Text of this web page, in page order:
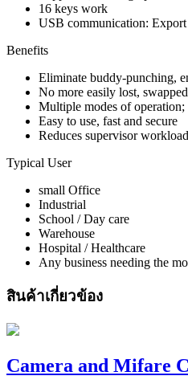
16 keys work
USB communication:
Benefits
Eliminate buddy-punching,
No more easily lost,
Multiple modes of
Easy to use, fast and secure
Reduces supervisor workload
Typical User
small Office
Industrial
School / Day care
Warehouse
Hospital / Healthcare
Any business needing the
สินค้าเกี่ยวข้อง
Camera and Mifare